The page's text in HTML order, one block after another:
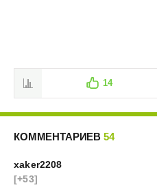
14
КОММЕНТАРИЕВ 54
xaker2208
[+53]